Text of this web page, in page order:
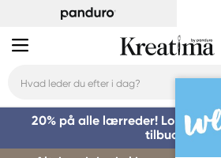
20% på alle lærreder! Log på
tilbuddet »